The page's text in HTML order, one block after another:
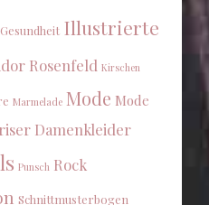
Gesundheit Illustrierte
Rosenfeld Kirschen
Marmelade Mode Mode
Damenkleider
Punsch Rock
Schnittmusterbogen